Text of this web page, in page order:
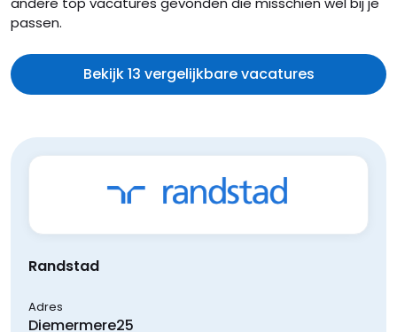
passen.
Bekijk 13 vergelijkbare vacatures
Randstad
Adres
Diemermere25